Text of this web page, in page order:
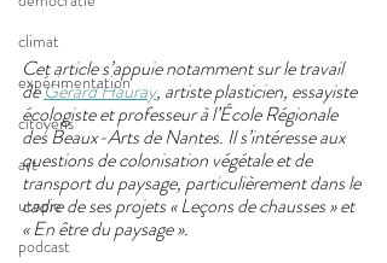
climat
expérimentation
citoyens
art
utopie
podcast
Cet article s’appuie notamment sur le travail
de Gérard Hauray, artiste plasticien, essayiste
écologiste et professeur à l’École Régionale
des Beaux-Arts de Nantes. Il s’intéresse aux
questions de colonisation végétale et de
transport du paysage, particulièrement dans le
cadre de ses projets « Leçons de chausses » et
« En être du paysage ».